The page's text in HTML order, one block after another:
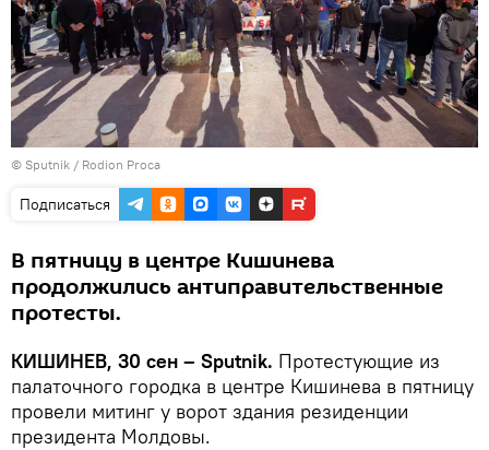
© Sputnik / Rodion Proca
Подписаться
В пятницу в центре Кишинева
продолжились антиправительственные
протесты.
КИШИНЕВ, 30 сен – Sputnik. Протестующие из
палаточного городка в центре Кишинева в пятницу
провели митинг у ворот здания резиденции
президента Молдовы.